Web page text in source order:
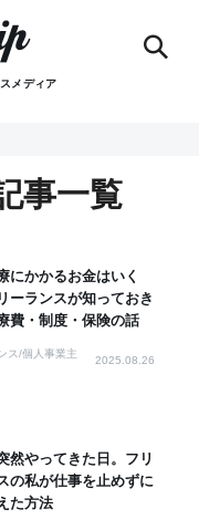
メディア
事一覧
にかかるお金はいく
ーランスが知っておき
費・制度・保険の話
ス/個人事業主
2025.08.26
然やってきた日。フリ
の私が仕事を止めずに
た方法